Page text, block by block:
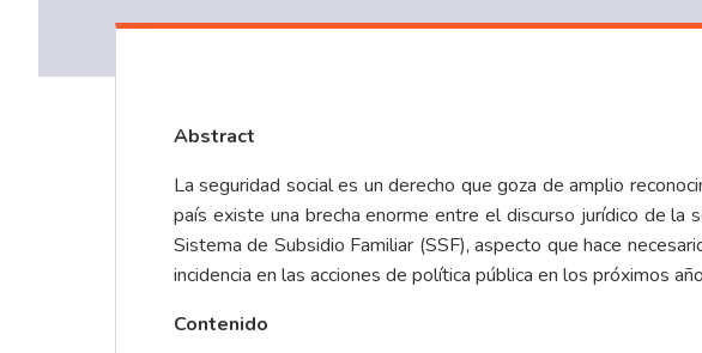
Abstract
La seguridad social es un derecho que goza de amplio
país existe una brecha enorme entre el discurso jurídico de
Sistema de Subsidio Familiar (SSF), aspecto que hace
incidencia en las acciones de política pública en los próximos
Contenido